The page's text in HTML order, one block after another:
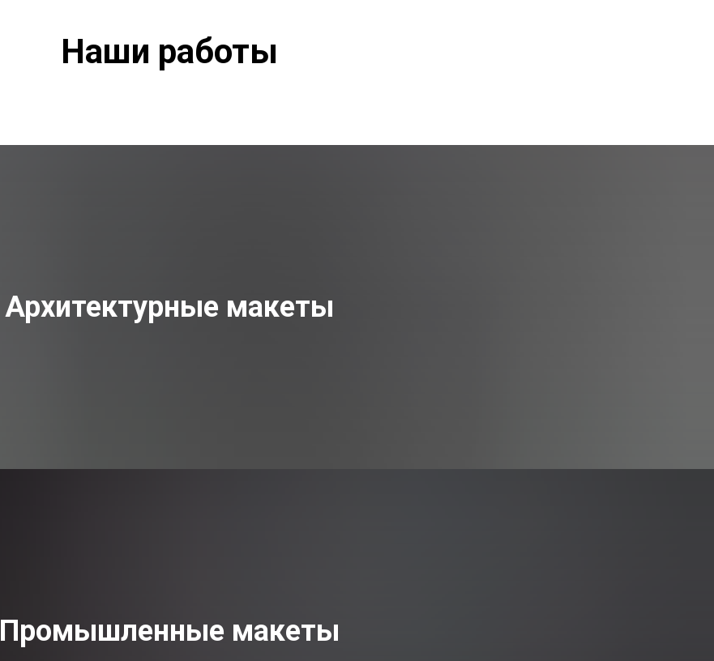
Наши работы
Архитектурные макеты
Промышленные макеты